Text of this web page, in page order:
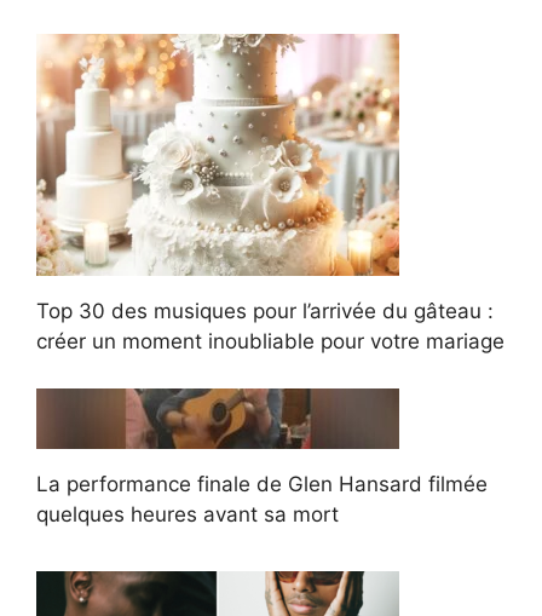
Top 30 des musiques pour l’arrivée du gâteau :
créer un moment inoubliable pour votre mariage
La performance finale de Glen Hansard filmée
quelques heures avant sa mort